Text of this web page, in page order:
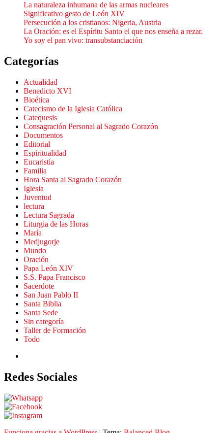
La naturaleza inhumana de las armas nucleares
Significativo gesto de León XIV
Persecución a los cristianos: Nigeria, Austria
La Oración: es el Espíritu Santo el que nos enseña a rezar.
Yo soy el pan vivo: transubstanciación
Categorías
Actualidad
Benedicto XVI
Bioética
Catecismo de la Iglesia Católica
Catequesis
Consagración Personal al Sagrado Corazón
Documentos
Editorial
Espiritualidad
Eucaristía
Familia
Hora Santa al Sagrado Corazón
Iglesia
Juventud
lectura
Lectura Sagrada
Liturgia de las Horas
María
Medjugorje
Mundo
Oración
Papa León XIV
S.S. Papa Francisco
Sacerdote
San Juan Pablo II
Santa Biblia
Santa Sede
Sin categoría
Taller de Formación
Todo
Redes Sociales